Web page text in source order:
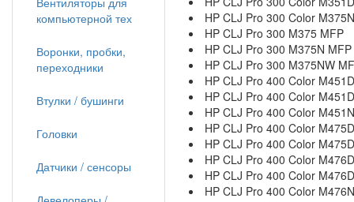
HP CLJ Pro 300 Color
HP CLJ Pro 300 M375 MFP
HP CLJ Pro 300 M375N MFP
HP CLJ Pro 300 M375NW
HP CLJ Pro 400 Color
HP CLJ Pro 400 Color
HP CLJ Pro 400 Color
HP CLJ Pro 400 Color
HP CLJ Pro 400 Color
HP CLJ Pro 400 Color
HP CLJ Pro 400 Color
HP CLJ Pro 400 Color
компьютерной тех
Воронки, пробки,
переходники
Втулки / бушинги
Головки
Датчики / сенсоры